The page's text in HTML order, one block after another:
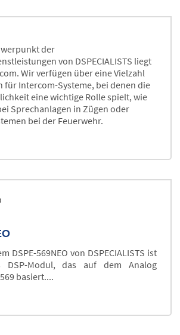
der
von DSPECIALISTS liegt
Wir verfügen über eine Vielzahl
für Intercom-Systeme, bei denen die
eine wichtige Rolle spielt, wie
Sprechanlagen in Zügen oder
bei der Feuerwehr.
DSPE-569NEO von DSPECIALISTS ist
DSP-Modul, das auf dem Analog
basiert....